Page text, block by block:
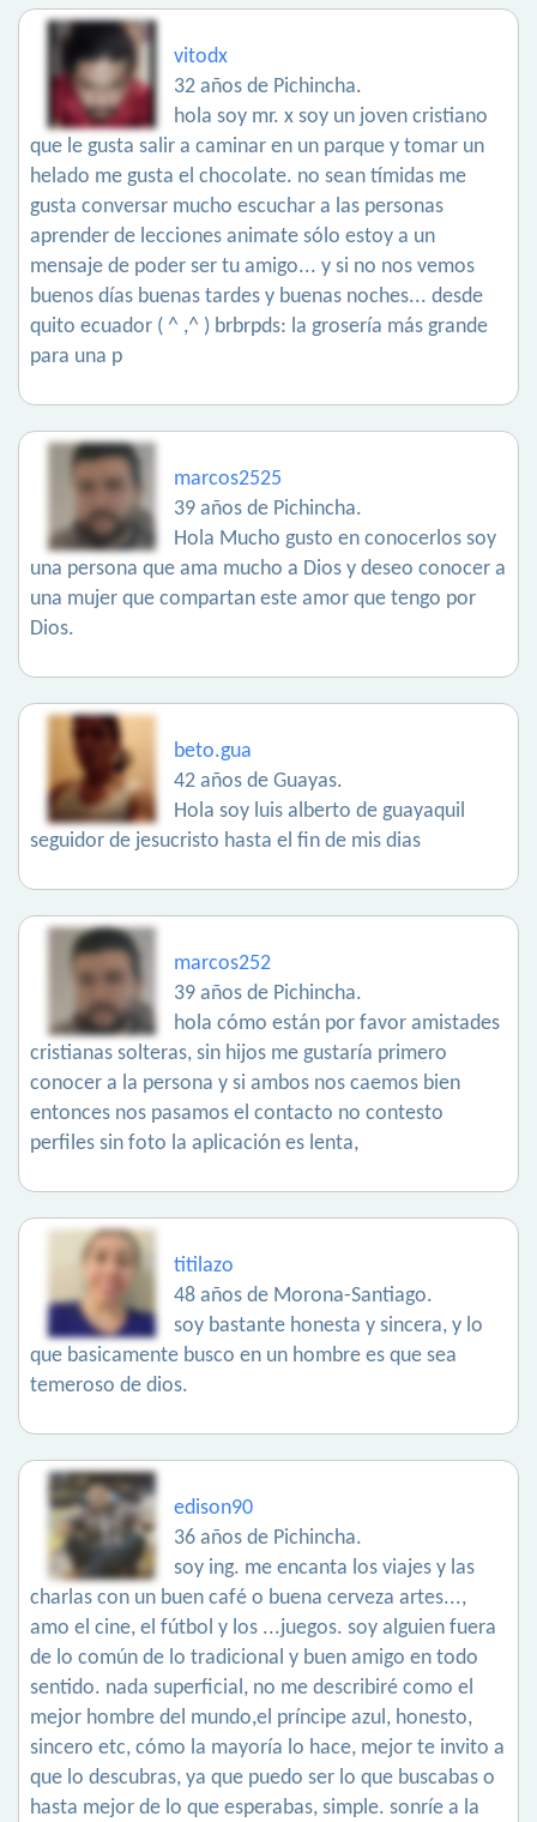
vitodx
32 años de Pichincha.
hola soy mr. x soy un joven cristiano
que le gusta salir a caminar en un parque y tomar un
helado me gusta el chocolate. no sean tímidas me
gusta conversar mucho escuchar a las personas
aprender de lecciones animate sólo estoy a un
mensaje de poder ser tu amigo... y si no nos vemos
buenos días buenas tardes y buenas noches... desde
quito ecuador ( ^ ,^ ) brbrpds: la grosería más grande
para una p
marcos2525
39 años de Pichincha.
Hola Mucho gusto en conocerlos soy
una persona que ama mucho a Dios y deseo conocer a
una mujer que compartan este amor que tengo por
Dios.
beto.gua
42 años de Guayas.
Hola soy luis alberto de guayaquil
seguidor de jesucristo hasta el fin de mis dias
marcos252
39 años de Pichincha.
hola cómo están por favor amistades
cristianas solteras, sin hijos me gustaría primero
conocer a la persona y si ambos nos caemos bien
entonces nos pasamos el contacto no contesto
perfiles sin foto la aplicación es lenta,
titilazo
48 años de Morona-Santiago.
soy bastante honesta y sincera, y lo
que basicamente busco en un hombre es que sea
temeroso de dios.
edison90
36 años de Pichincha.
soy ing. me encanta los viajes y las
charlas con un buen café o buena cerveza artes...,
amo el cine, el fútbol y los ...juegos. soy alguien fuera
de lo común de lo tradicional y buen amigo en todo
sentido. nada superficial, no me describiré como el
mejor hombre del mundo,el príncipe azul, honesto,
sincero etc, cómo la mayoría lo hace, mejor te invito a
que lo descubras, ya que puedo ser lo que buscabas o
hasta mejor de lo que esperabas, simple. sonríe a la